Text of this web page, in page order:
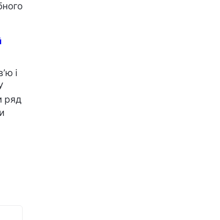
і
ряд